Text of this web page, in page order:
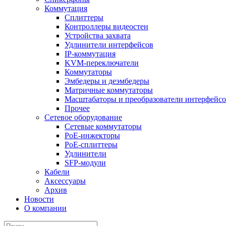
Коммутация
Сплиттеры
Контроллеры видеостен
Устройства захвата
Удлинители интерфейсов
IP-коммутация
KVM-переключатели
Коммутаторы
Эмбедеры и деэмбедеры
Матричные коммутаторы
Масштабаторы и преобразователи
Прочее
Сетевое оборудование
Сетевые коммутаторы
PoE-инжекторы
PoE-сплиттеры
Удлинители
SFP-модули
Кабели
Аксессуары
Архив
Новости
О компании